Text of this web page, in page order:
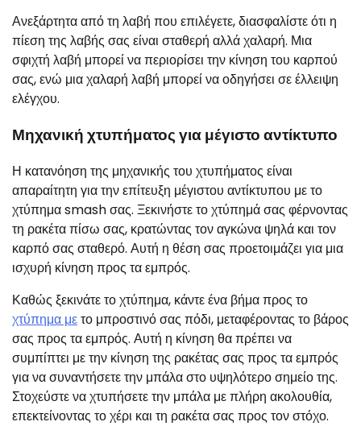
Ανεξάρτητα από τη λαβή που επιλέγετε, διασφαλίστε ότι η
πίεση της λαβής σας είναι σταθερή αλλά χαλαρή. Μια
σφιχτή λαβή μπορεί να περιορίσει την κίνηση του καρπού
σας, ενώ μια χαλαρή λαβή μπορεί να οδηγήσει σε έλλειψη
ελέγχου.
Μηχανική χτυπήματος για μέγιστο αντίκτυπο
Η κατανόηση της μηχανικής του χτυπήματος είναι
απαραίτητη για την επίτευξη μέγιστου αντίκτυπου με το
χτύπημα smash σας. Ξεκινήστε το χτύπημά σας φέρνοντας
τη ρακέτα πίσω σας, κρατώντας τον αγκώνα ψηλά και τον
καρπό σας σταθερό. Αυτή η θέση σας προετοιμάζει για μια
ισχυρή κίνηση προς τα εμπρός.
Καθώς ξεκινάτε το χτύπημα, κάντε ένα βήμα προς το
χτύπημα μετο μπροστινό σας πόδι, μεταφέροντας το βάρος
σας προς τα εμπρός. Αυτή η κίνηση θα πρέπει να
συμπίπτει με την κίνηση της ρακέτας σας προς τα εμπρός
για να συναντήσετε την μπάλα στο υψηλότερο σημείο της.
Στοχεύστε να χτυπήσετε την μπάλα με πλήρη ακολουθία,
επεκτείνοντας το χέρι και τη ρακέτα σας προς τον στόχο.